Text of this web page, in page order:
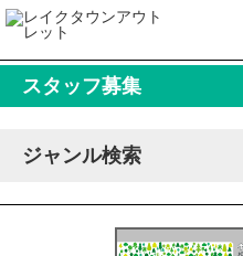
スタッフ募集
ジャンル検索